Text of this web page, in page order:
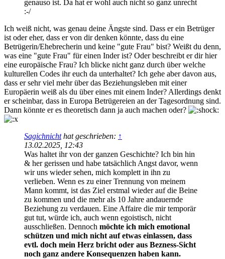
genauso ist. Da hat er wohl auch nicht so ganz unrecht
:-/
Ich weiß nicht, was genau deine Ängste sind. Dass er ein Betrüger
ist oder eher, dass er von dir denken könnte, dass du eine
Betrügerin/Ehebrecherin und keine "gute Frau" bist? Weißt du denn,
was eine "gute Frau" für einen Inder ist? Oder beschreibt er dir hier
eine europäische Frau? Ich blicke nicht ganz durch über welche
kulturellen Codes ihr euch da unterhaltet? Ich gehe aber davon aus,
dass er sehr viel mehr über das Beziehungsleben mit einer
Europäerin weiß als du über eines mit einem Inder? Allerdings denkt
er scheinbar, dass in Europa Betrügereien an der Tagesordnung sind.
Dann könnte er es theoretisch dann ja auch machen oder?
Sagichnichthat geschrieben: ↑
13.02.2025, 12:43
Was haltet ihr von der ganzen Geschichte? Ich bin hin
& her gerissen und habe tatsächlich Angst davor, wenn
wir uns wieder sehen, mich komplett in ihn zu
verlieben. Wenn es zu einer Trennung von meinem
Mann kommt, ist das Ziel erstmal wieder auf die Beine
zu kommen und die mehr als 10 Jahre andauernde
Beziehung zu verdauen. Eine Affaire die mir temporär
gut tut, würde ich, auch wenn egoistisch, nicht
ausschließen. Dennoch möchte ich mich emotional
schützen und mich nicht auf etwas einlassen, dass
evtl. doch mein Herz bricht oder aus Bezness-Sicht
noch ganz andere Konsequenzen haben kann.